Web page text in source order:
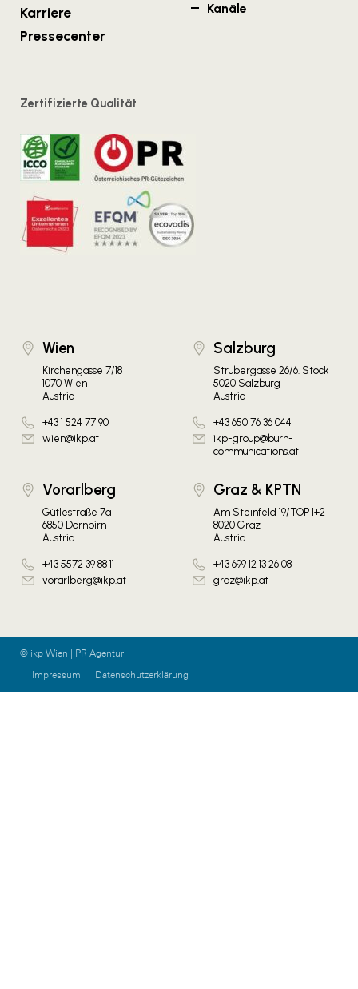
Karriere
Pressecenter
Kanäle
Zertifizierte Qualität
Wien
Kirchengasse 7/18
1070 Wien
Austria
+43 1 524 77 90
wien@ikp.at
Salzburg
Strubergasse 26/6. Stock
5020 Salzburg
Austria
+43 650 76 36 044
ikp-group@burn-
communications.at
Vorarlberg
Gütlestraße 7a
6850 Dornbirn
Austria
+43 5572 39 88 11
vorarlberg@ikp.at
Graz & KPTN
Am Steinfeld 19/TOP 1+2
8020 Graz
Austria
+43 699 12 13 26 08
graz@ikp.at
© ikp Wien | PR Agentur
Impressum
Datenschutzerklärung